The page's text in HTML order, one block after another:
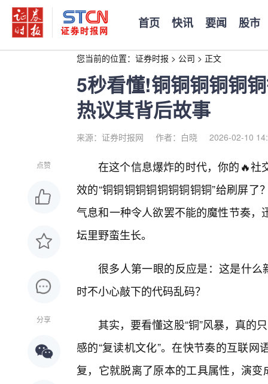
首页 快讯 要闻 股市
您当前的位置： 证券时报 > 公司 > 正文
5秒看懂!铜铜铜铜铜
热议其背后故事
来源：证券时报网 作者：白晓 2026-02-10
点赞
分享
在这个信息爆炸的时代，你的🔥社
效的“铜铜铜铜铜铜铜铜铜铜”给刷屏
气息和一种令人欲罢不能的魔性节奏
坛里野蛮生长。
很多人第一眼的反应是：这是什么
时不小心敲下的代码乱码？
其实，要看懂这股“铜”风暴，真的
感的“复读机文化”。在快节奏的互联
复，它就脱离了原本的工具属性，演